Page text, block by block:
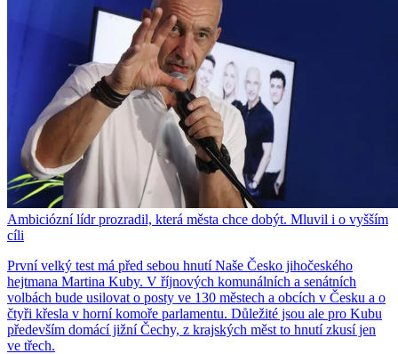
Ambiciózní lídr prozradil, která města chce dobýt. Mluvil i o vyšším
cíli
První velký test má před sebou hnutí Naše Česko jihočeského
hejtmana Martina Kuby. V říjnových komunálních a senátních
volbách bude usilovat o posty ve 130 městech a obcích v Česku a o
čtyři křesla v horní komoře parlamentu. Důležité jsou ale pro Kubu
především domácí jižní Čechy, z krajských měst to hnutí zkusí jen
ve třech.